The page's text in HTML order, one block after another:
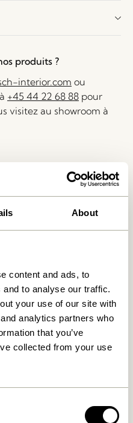
About
content and ads, to
to analyse our traffic.
your use of our site with
analytics partners who
that you’ve
collected from your use
produits ?
interior.com ou
+45 44 22 68 88 pour
visitez au showroom à
Orbit Vases Ambre/Vert